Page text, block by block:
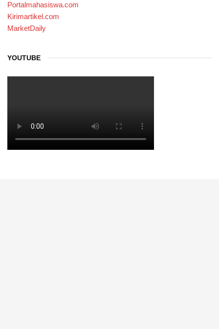
Portalmahasiswa.com
Kirimartikel.com
MarketDaily
YOUTUBE